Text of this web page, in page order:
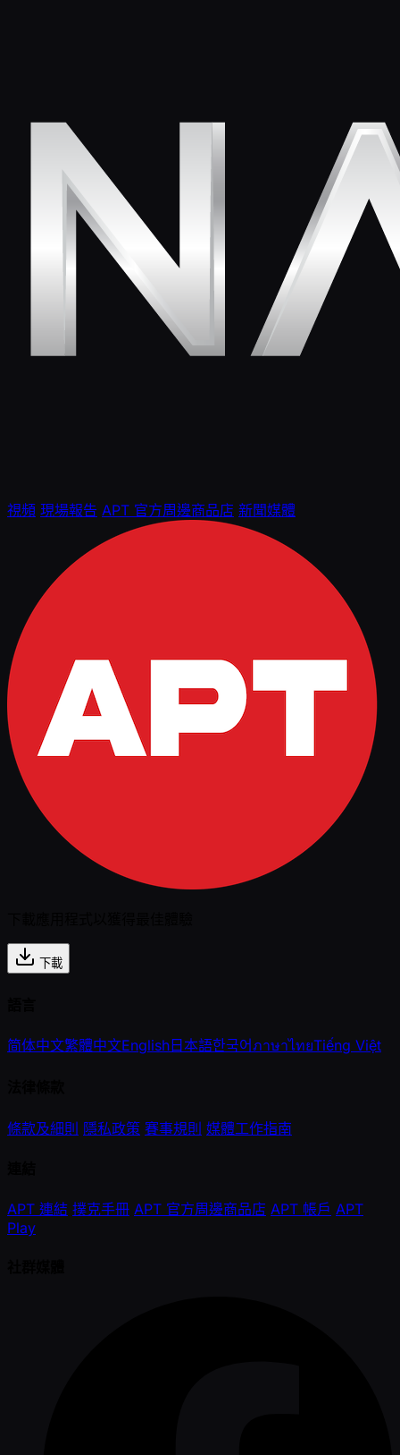
視頻 現場報告 APT 官方周邊商品店 新聞媒體
下載
简体中文繁體中文English日本語한국어ภาษาไทยTiếng Việt
條款及細則 隱私政策 賽事規則 媒體工作指南
APT 連結 撲克手冊 APT 官方周邊商品店 APT 帳戶 APT
Play